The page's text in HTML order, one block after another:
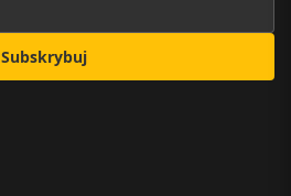
Subskrybuj